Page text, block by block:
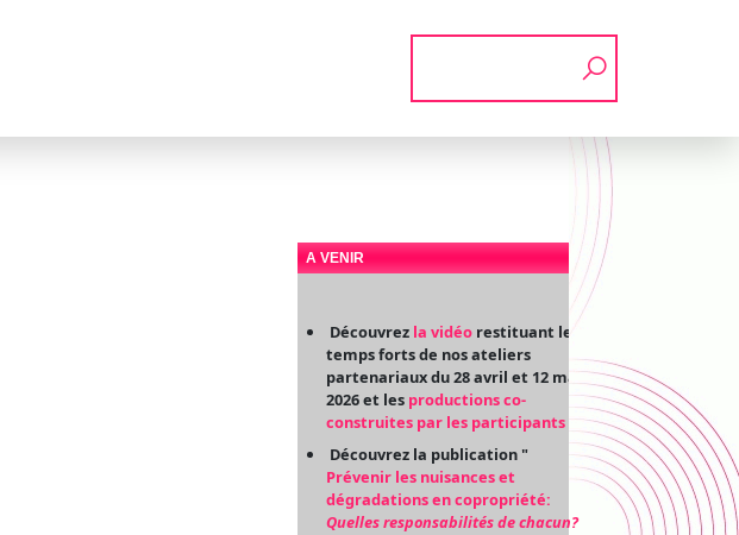
A VENIR
Découvrez la vidéo restituant les
temps forts de nos ateliers
partenariaux du 28 avril et 12 mai
2026 et les productions co-
construites par les participants
Découvrez la publication "
Prévenir les nuisances et
dégradations en copropriété:
Quelles responsabilités de chacun?